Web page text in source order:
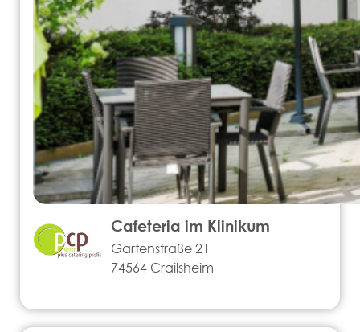
Cafeteria im Klinikum
Gartenstraße 21
74564 Crailsheim